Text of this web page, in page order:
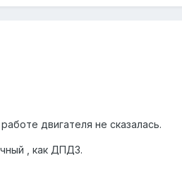
двигателя не сказалась.
, как ДПДЗ.